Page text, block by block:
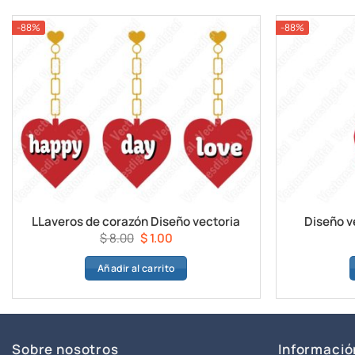
$ 8.00.$ 1.00.
-88%
LLaveros de corazón Diseño vectoria
$8.00 El
precio
original
$ 8.00.
$1.00El
precio
actual
$ 1.00.
Añadir al carrito
-88%
Diseño
Sobre nosotros